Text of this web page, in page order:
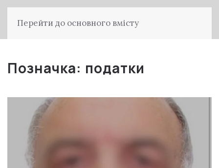
Перейти до основного вмісту
Позначка: податки